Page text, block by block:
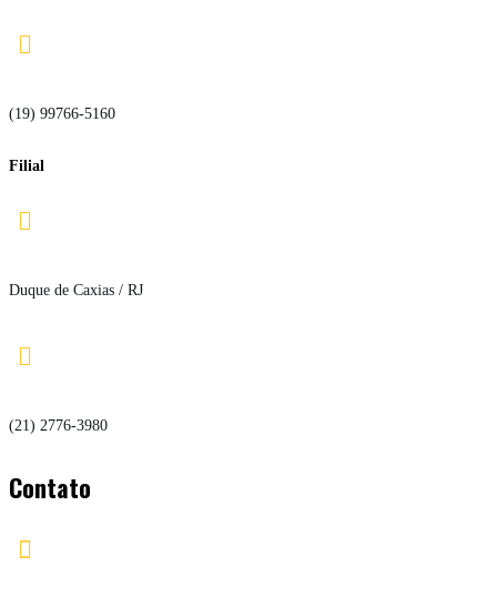

(19) 99766-5160
Filial

Duque de Caxias / RJ

(21) 2776-3980
Contato
